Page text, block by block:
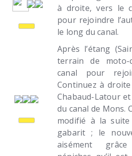
à droite, vers le
pour rejoindre
le long du canal.
Après l’étang
terrain de moto-
canal pour
Continuez à
Chabaud-Latour
du canal de Mons.
modifié à la
gabarit ; le
aisément